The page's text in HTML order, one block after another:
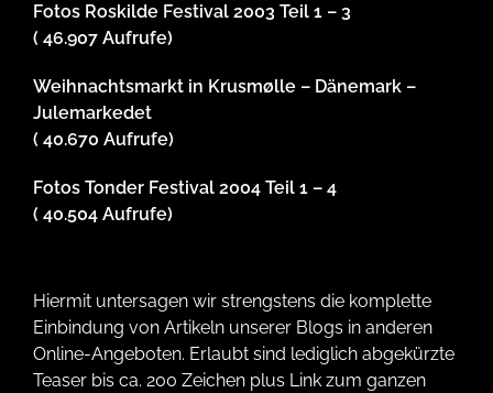
Fotos Roskilde Festival 2003 Teil 1 – 3
( 46.907 Aufrufe)
Weihnachtsmarkt in Krusmølle – Dänemark –
Julemarkedet
( 40.670 Aufrufe)
Fotos Tonder Festival 2004 Teil 1 – 4
( 40.504 Aufrufe)
Hiermit untersagen wir strengstens die komplette
Einbindung von Artikeln unserer Blogs in anderen
Online-Angeboten. Erlaubt sind lediglich abgekürzte
Teaser bis ca. 200 Zeichen plus Link zum ganzen